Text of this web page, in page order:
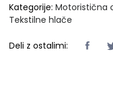
Kategorije: Motoristična
Tekstilne hlače
Deli z ostalimi: